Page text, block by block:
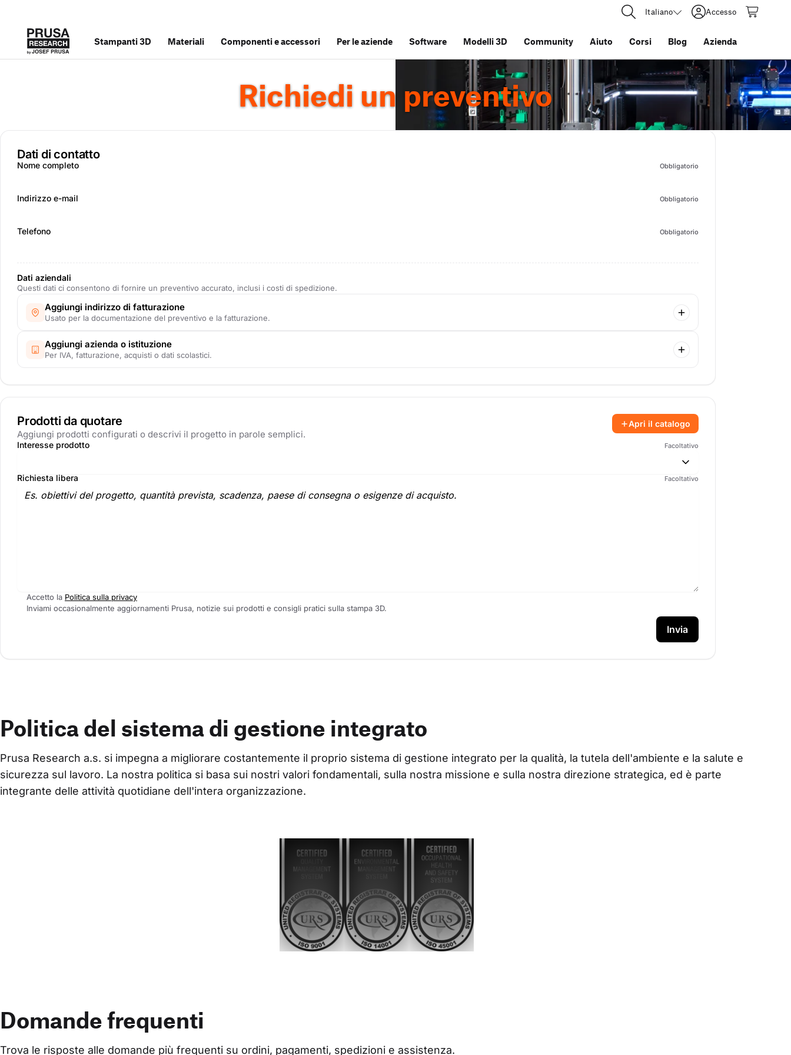
Italiano Accesso
Stampanti 3D Materiali Componenti e accessori Per le aziende Software Modelli 3D Community Aiuto Corsi Blog Azienda
Richiedi un preventivo
Dati di contatto
Nome completo Obbligatorio
Indirizzo e-mail Obbligatorio
Telefono Obbligatorio
Dati aziendali
Questi dati ci consentono di fornire un preventivo accurato, inclusi i costi di spedizione.
Aggiungi indirizzo di fatturazione
Usato per la documentazione del preventivo e la fatturazione.
Aggiungi azienda o istituzione
Per IVA, fatturazione, acquisti o dati scolastici.
Prodotti da quotare
Aggiungi prodotti configurati o descrivi il progetto in parole semplici.
Apri il catalogo
Interesse prodotto Facoltativo
Richiesta libera Facoltativo
Accetto la Politica sulla privacy
Inviami occasionalmente aggiornamenti Prusa, notizie sui prodotti e consigli pratici sulla stampa 3D.
Invia
Politica del sistema di gestione integrato
Prusa Research a.s. si impegna a migliorare costantemente il proprio sistema di gestione integrato per la qualità, la tutela dell'ambiente e la salute e
sicurezza sul lavoro. La nostra politica si basa sui nostri valori fondamentali, sulla nostra missione e sulla nostra direzione strategica, ed è parte
integrante delle attività quotidiane dell'intera organizzazione.
Domande frequenti
Trova le risposte alle domande più frequenti su ordini, pagamenti, spedizioni e assistenza.